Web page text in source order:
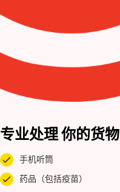
专业处理 你的货物
手机听筒
药品（包括疫苗）